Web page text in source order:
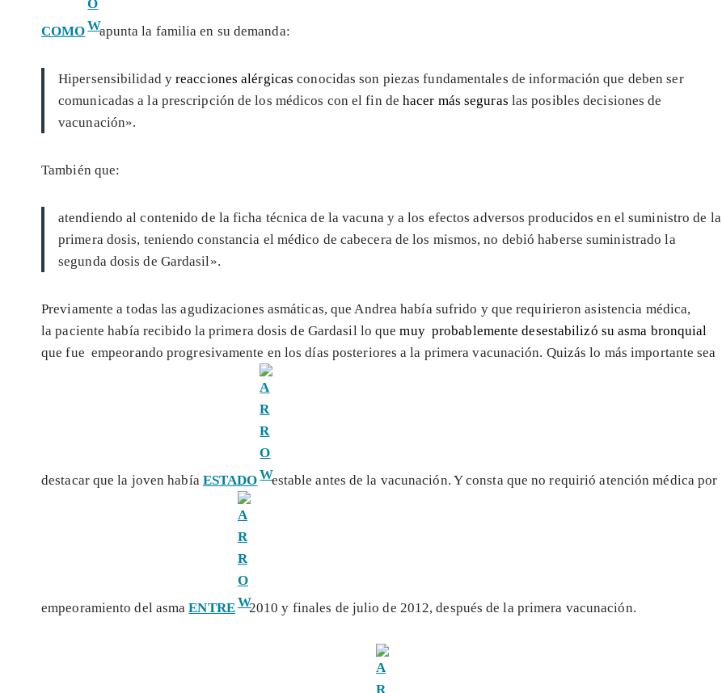
COMO apunta la familia en su demanda:
Hipersensibilidad yreacciones alérgicas conocidas son piezas fundamentales de información que deben ser
comunicadas a la prescripción de los médicos con el fin dehacer más seguras las posibles decisiones de
vacunación».
También que:
atendiendo al contenido de la ficha técnica de la vacuna y a los efectos adversos producidos en el suministro de la
primera dosis, teniendo constancia el médico de cabecera de los mismos, no debió haberse suministrado la
segunda dosis de Gardasil».
Previamente a todas las agudizaciones asmáticas, que Andrea había sufrido y que requirieron asistencia médica,
la paciente había recibido la primera dosis de Gardasil lo quemuy probablemente desestabilizó su asma bronquial
que fue empeorando progresivamente en los días posteriores a la primera vacunación. Quizás lo más importante sea
destacar que la joven había ESTADO estable antes de la vacunación. Y consta que no requirió atención médica por
empeoramiento del asmaENTRE 2010 y finales de julio de 2012, después de la primera vacunación.